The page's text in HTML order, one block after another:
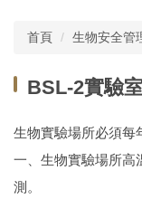
首頁 生物安全管
BSL-2實驗
生物實驗場所必須每
一、生物實驗場所高
測。